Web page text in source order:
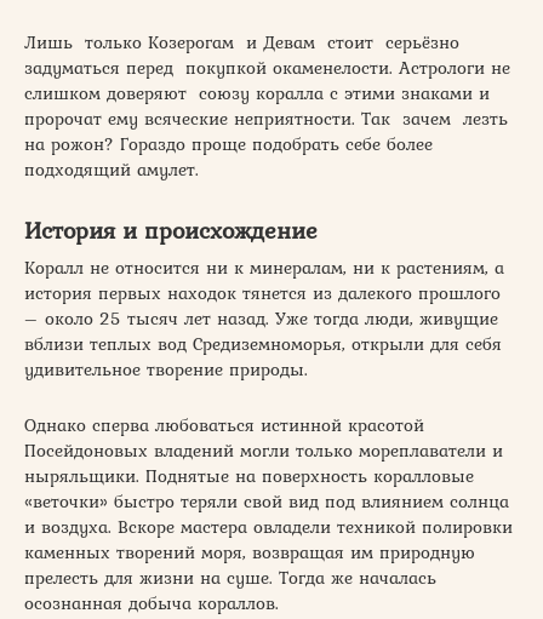
Лишь только Козерогам и Девам стоит серьёзно
задуматься перед покупкой окаменелости. Астрологи не
слишком доверяют союзу коралла с этими знаками и
пророчат ему всяческие неприятности. Так зачем лезть
на рожон? Гораздо проще подобрать себе более
подходящий амулет.
История и происхождение
Коралл не относится ни к минералам, ни к растениям, а
история первых находок тянется из далекого прошлого
– около 25 тысяч лет назад. Уже тогда люди, живущие
вблизи теплых вод Средиземноморья, открыли для себя
удивительное творение природы.
Однако сперва любоваться истинной красотой
Посейдоновых владений могли только мореплаватели и
ныряльщики. Поднятые на поверхность коралловые
«веточки» быстро теряли свой вид под влиянием солнца
и воздуха. Вскоре мастера овладели техникой полировки
каменных творений моря, возвращая им природную
прелесть для жизни на суше. Тогда же началась
осознанная добыча кораллов.